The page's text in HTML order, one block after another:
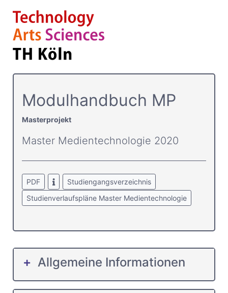
Modulhandbuch MP
Masterprojekt
Master Medientechnologie 2020
PDF
Studiengangsverzeichnis
Studienverlaufspläne Master Medientechnologie
Allgemeine Informationen